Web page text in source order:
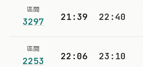
區間
3297 21:39 22:40
區間
2253 22:06 23:10